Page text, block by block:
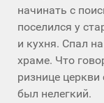
начинать с
поселился у
и кухня. Спал
храме. Что
ризнице
был нелегкий.